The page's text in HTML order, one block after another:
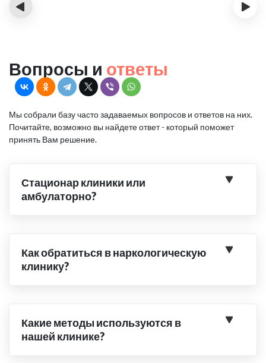
‹ ›
Вопросы и ответы
Мы собрали базу часто задаваемых вопросов и ответов на них.
Почитайте, возможно вы найдете ответ - который поможет
принять Вам решение.
Стационар клиники или
амбулаторно?
Как обратиться в наркологическую
клинику?
Какие методы используются в
нашей клинике?